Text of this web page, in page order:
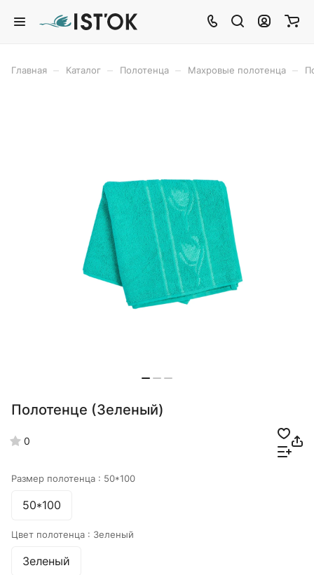
Главная Каталог Полотенца Махровые полотенца
Полотенце (Зеленый)
0
Размер полотенца : 50*100
50*100
Цвет полотенца : Зеленый
Зеленый